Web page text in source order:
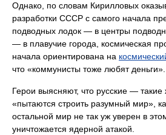
Однако, по словам Кирилловых
разработки СССР с самого начала
подводных лодок — в центры
— в плавучие города, космическая
начала ориентирована на
что «коммунисты тоже любят деньги».
Герои выясняют, что русские —
«пытаются строить разумный мир»,
остальной мир не так уж уверен в
уничтожается ядерной атакой.